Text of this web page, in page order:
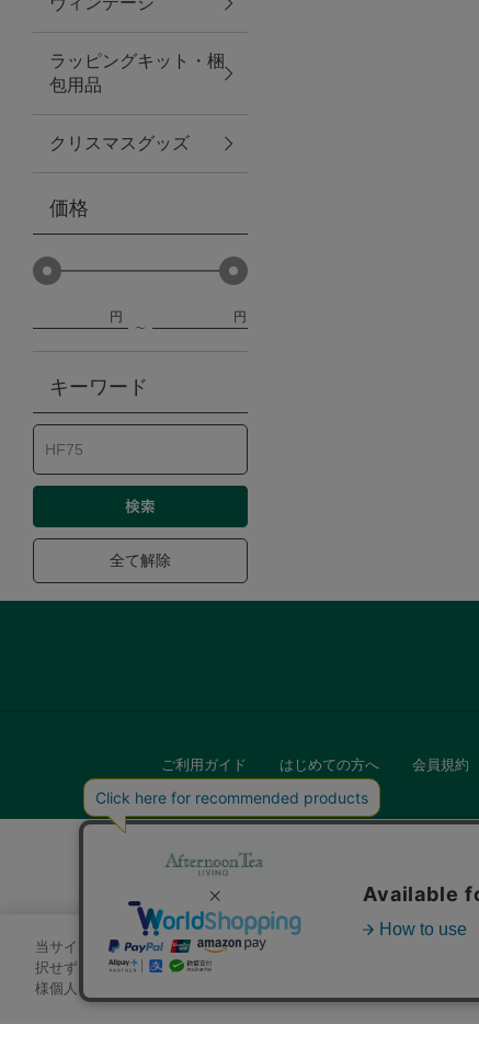
紅茶・フード
防災グッズ・非常食
トレーニング
ヴィンテージ
ラッピングキット・梱
包用品
クリスマスグッズ
価格
円 円
キーワード
全て解除
ご利用ガイド はじめての方へ 会員規約
当サイトでは、サイトの利便性向上のためにクッキーを使用いたし
択せずにページを移動した場合、クッキーの使用に同意したことに
様個人を特定できる情報」は一切含まれておりません。詳細は